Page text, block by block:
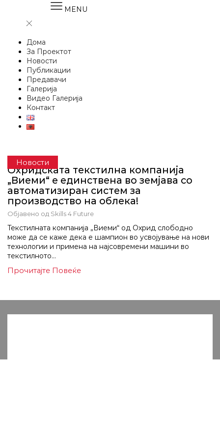
MENU
Дома
За Проектот
Новости
Публикации
Предавачи
Галерија
Видео Галерија
Контакт
Новости
Oхридската текстилна компанија
„Виеми“ е единствена во земјава со
автоматизиран систем за
производство на облека!
Објавено од Skills 4 Future
Teкстилната компанија „Виеми“ од Охрид слободно
може да се каже дека е шампион во усвојување на нови
технологии и примена на најсовремени машини во
текстилното...
Прочитајте Повеќе